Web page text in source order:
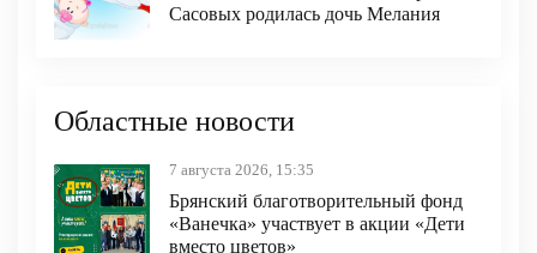
Сасовых родилась дочь Мелания
Областные новости
7 августа 2026, 15:35
Брянский благотворительный фонд
«Ванечка» участвует в акции «Дети
вместо цветов»